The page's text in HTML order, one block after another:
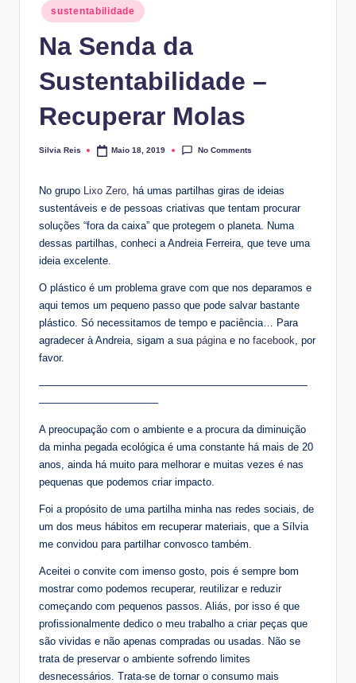
Posted
in
sustentabilidade
Na Senda da
Sustentabilidade –
Recuperar Molas
Posted
Silvia Reis Maio 18, 2019 No Comments
No grupo Lixo Zero, há umas partilhas giras de ideias
sustentáveis e de pessoas criativas que tentam procurar
soluções “fora da caixa” que protegem o planeta. Numa
dessas partilhas, conheci a Andreia Ferreira, que teve uma
ideia excelente.
O plástico é um problema grave com que nos deparamos e
aqui temos um pequeno passo que pode salvar bastante
plástico. Só necessitamos de tempo e paciência… Para
agradecer à Andreia, sigam a sua página e no facebook , por
favor.
——————————————————————————
———————————–
A preocupação com o ambiente e a procura da diminuição
da minha pegada ecológica é uma constante há mais de 20
anos, ainda há muito para melhorar e muitas vezes é nas
pequenas que podemos criar impacto.
Foi a propósito de uma partilha minha nas redes sociais, de
um dos meus hábitos em recuperar materiais, que a Sílvia
me convidou para partilhar convosco também.
Aceitei o convite com imenso gosto, pois é sempre bom
mostrar como podemos recuperar, reutilizar e reduzir
começando com pequenos passos. Aliás, por isso é que
profissionalmente dedico o meu trabalho a criar peças que
são vividas e não apenas compradas ou usadas. Não se
trata de preservar o ambiente sofrendo limites
desnecessários. Trata-se de tornar o consumo mais